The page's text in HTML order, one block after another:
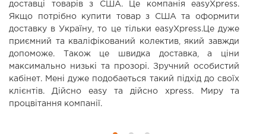
доставці товарів з США. Це компанія easyXpress.
Якщо потрібно купити товар з США та оформити
доставку в Україну, то це тільки easyXpress.Це дуже
приємний та кваліфікований колектив, який завжди
допоможе. Також це швидка доставка, а ціни
максимально низькі та прозорі. Зручний особистий
кабінет. Мені дуже подобаеться такий підхід до своїх
клієнтів. Дійсно еаsy та дійсно xpress. Миру та
процвітання компанії.